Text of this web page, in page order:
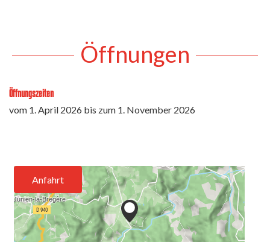
Öffnungen
Öffnungszeiten
vom 1. April 2026 bis zum 1. November 2026
Anfahrt